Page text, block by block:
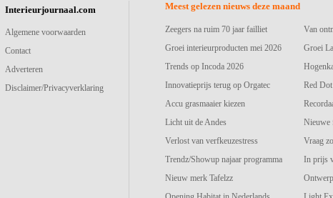
Interieurjournaal.com
Algemene voorwaarden
Contact
Adverteren
Disclaimer/Privacyverklaring
Meest gelezen nieuws deze maand
Zeegers na ruim 70 jaar failliet
Groei interieurproducten mei 2026
Trends op Incoda 2026
Innovatieprijs terug op Orgatec
Accu grasmaaier kiezen
Licht uit de Andes
Verlost van verfkeuzestress
Trendz/Showup najaar programma
Nieuw merk Tafelzz
Van
Groei
Red
Nieuwe
Vraag
In prijs